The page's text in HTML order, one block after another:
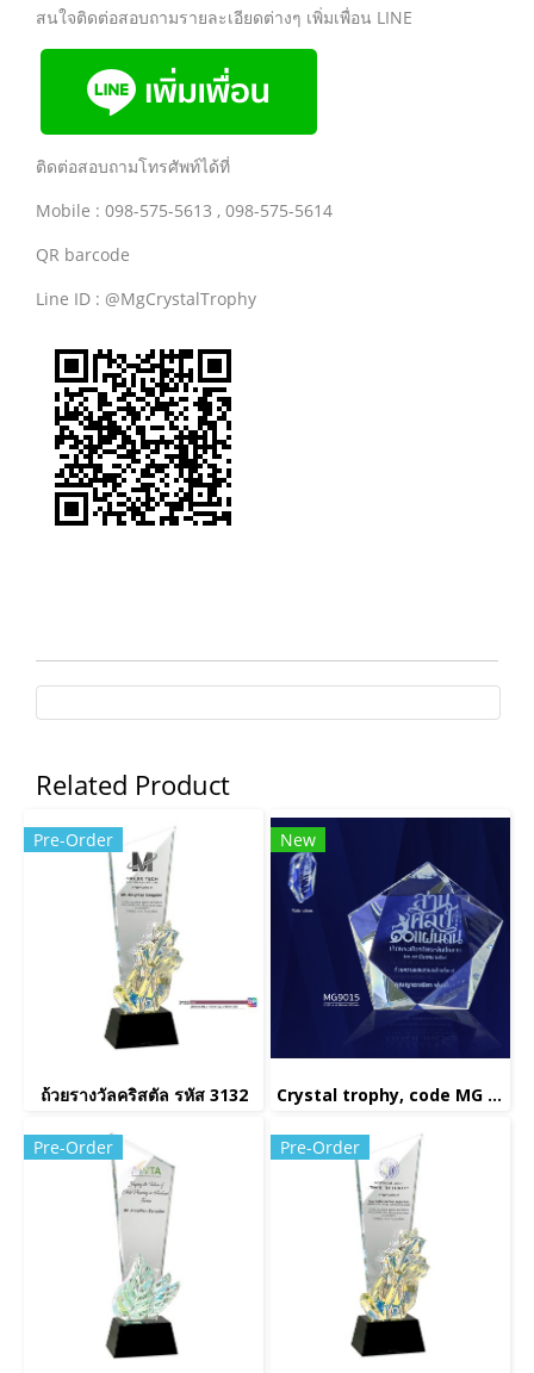
สนใจติดต่อสอบถามรายละเอียดต่างๆ เพิ่มเพื่อน LINE
ติดต่อสอบถามโทรศัพท์ได้ที่
Mobile : 098-575-5613 , 098-575-5614
QR barcode
Line ID : @MgCrystalTrophy
Related Product
Pre-Order
ถ้วยรางวัลคริสตัล รหัส 3132
New
Crystal trophy, code MG 9015
Pre-Order Pre-Order